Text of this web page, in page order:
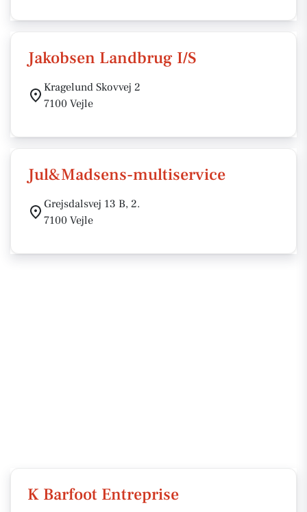
Jakobsen Landbrug I/S
Kragelund Skovvej 2
7100 Vejle
Jul&Madsens-multiservice
Grejsdalsvej 13 B, 2.
7100 Vejle
K Barfoot Entreprise